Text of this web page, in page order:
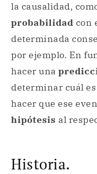
la causalidad,
probabilidad con
determinada
por ejemplo. En
hacer una
determinar cuál
hacer que ese
hipótesis al
Historia.